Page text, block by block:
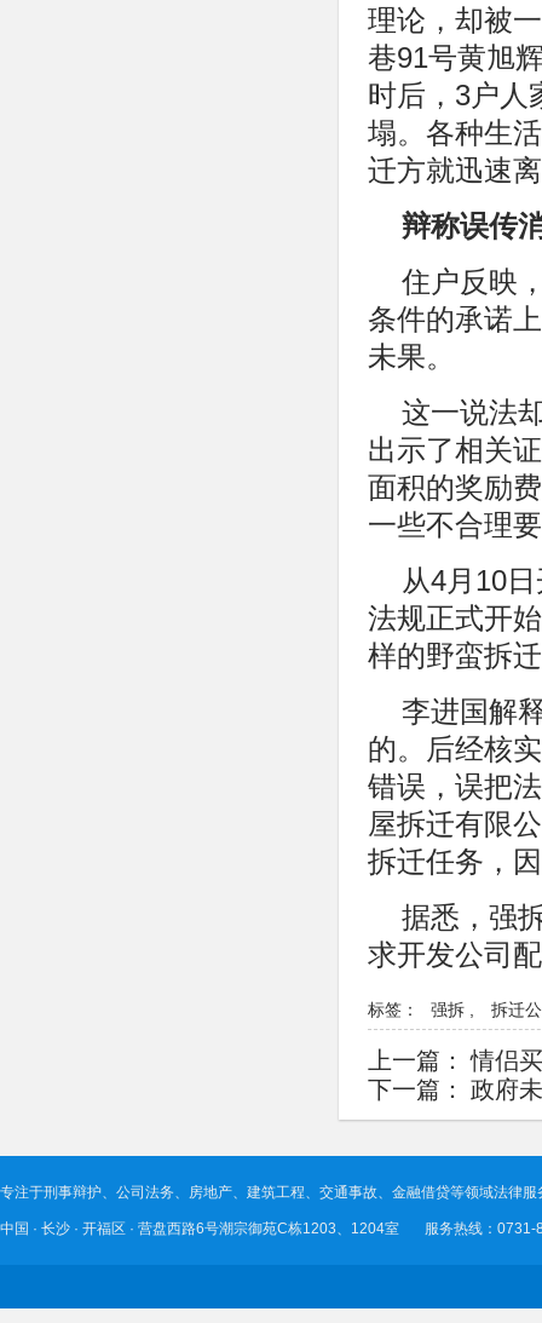
理论，却被
巷91号黄旭
时后，3户人
塌。各种生
迁方就迅速
辩称误传
住户反映
条件的承诺
未果。
这一说法
出示了相关
面积的奖励
一些不合理
从4月10
法规正式开
样的野蛮拆
李进国解
的。后经核
错误，误把
屋拆迁有限
拆迁任务，
据悉，强
求开发公司
标签： 强拆 拆迁
上一篇：
情侣
下一篇：
政府
专注于刑事辩护、公司法务、房地产、建筑工程、交通事故、金融借贷等领域法律服
中国 · 长沙 · 开福区 · 营盘西路6号潮宗御苑C栋1203、1204室 服务热线：0731-